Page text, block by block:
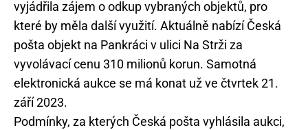
vyjádřila zájem o odkup vybraných objektů, pro
které by měla další využití. Aktuálně nabízí Česká
pošta objekt na Pankráci v ulici Na Strži za
vyvolávací cenu 310 milionů korun. Samotná
elektronická aukce se má konat už ve čtvrtek 21.
září 2023.
Podmínky, za kterých Česká pošta vyhlásila aukci,